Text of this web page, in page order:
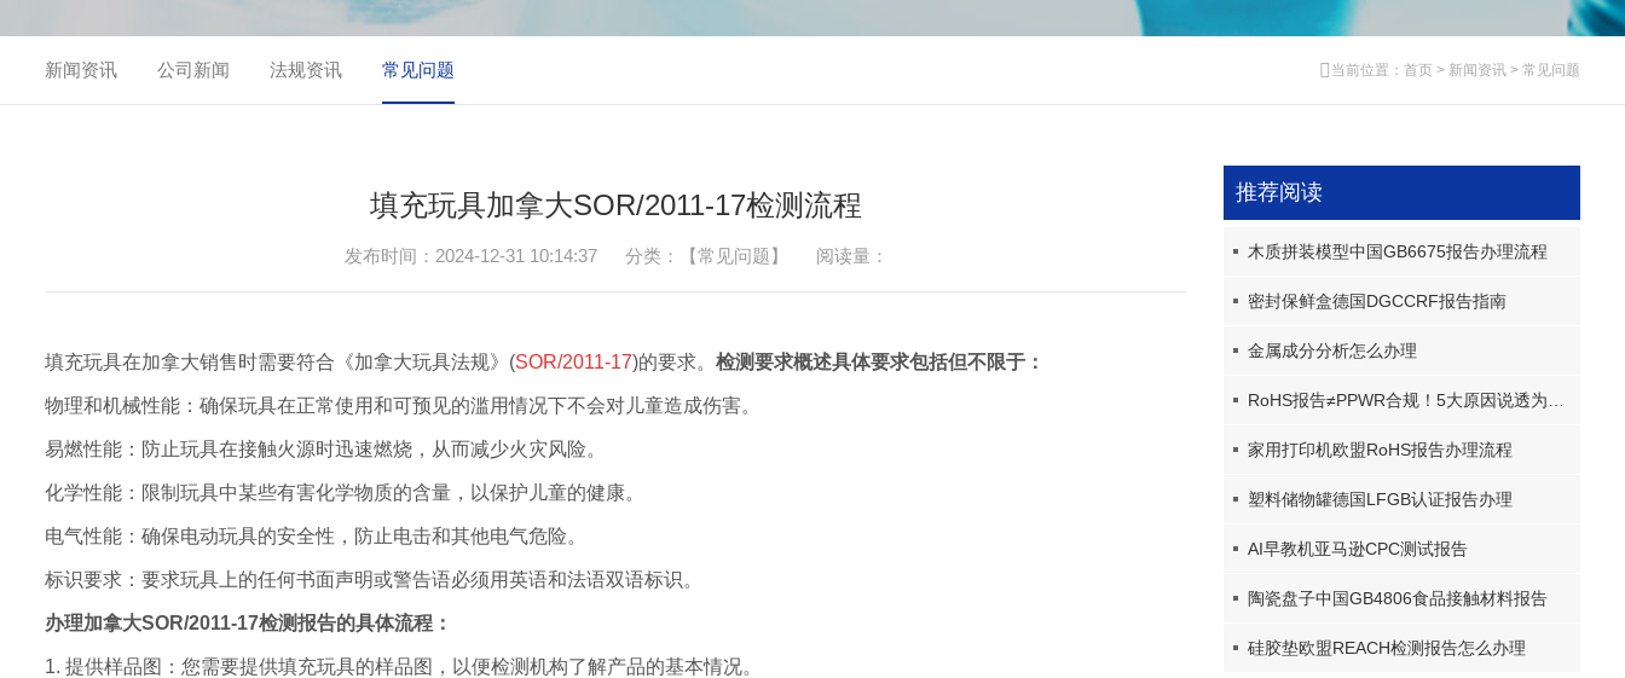
当前位置： 首页 > 新闻资讯 > 常见问题
新闻资讯 公司新闻 法规资讯 常见问题
填充玩具加拿大SOR/2011-17检测流程
发布时间：2024-12-31 10:14:37 分类：【常见问题】 阅读量：
填充玩具在加拿大销售时需要符合《加拿大玩具法规》(SOR/2011-17)的要求。 检测要求概述具体要求包括但不限于：
物理和机械性能：确保玩具在正常使用和可预见的滥用情况下不会对儿童造成伤害。
易燃性能：防止玩具在接触火源时迅速燃烧，从而减少火灾风险。
化学性能：限制玩具中某些有害化学物质的含量，以保护儿童的健康。
电气性能：确保电动玩具的安全性，防止电击和其他电气危险。
标识要求：要求玩具上的任何书面声明或警告语必须用英语和法语双语标识。
办理加拿大SOR/2011-17检测报告的具体流程：
1. 提供样品图：您需要提供填充玩具的样品图，以便检测机构了解产品的基本情况。
推荐阅读
木质拼装模型中国GB6675报告办理流程
密封保鲜盒德国DGCCRF报告指南
金属成分分析怎么办理
家用打印机欧盟RoHS报告办理流程
塑料储物罐德国LFGB认证报告办理
AI早教机亚马逊CPC测试报告
陶瓷盘子中国GB4806食品接触材料报告
硅胶垫欧盟REACH检测报告怎么办理